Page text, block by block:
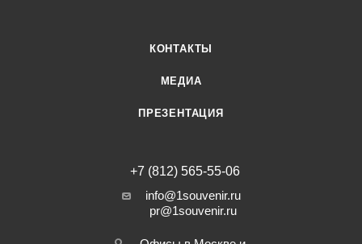
КОНТАКТЫ
МЕДИА
ПРЕЗЕНТАЦИЯ
+7 (812) 565-55-06
info@1souvenir.ru
pr@1souvenir.ru